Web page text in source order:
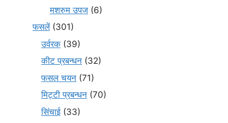
मशरुम उपज (6)
फसलें(301)
उर्वरक (39)
कीट प्रबन्धन (32)
फसल चयन (71)
मि‌ट्टी प्रबन्धन (70)
सिंचाई (33)